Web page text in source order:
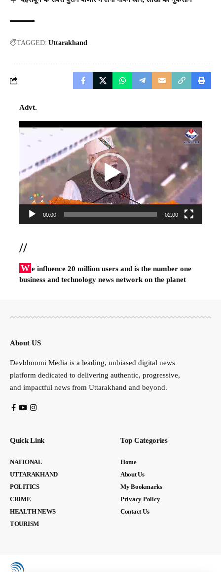
TAGGED: Uttarakhand
Advt.
Video
00:00 02:00
//
W e influence 20 million users and is the number one
business and technology news network on the planet
About US
Devbhoomi Media is a leading, unbiased digital news
platform dedicated to delivering authentic, progressive,
and impactful news from Uttarakhand and beyond.
Quick Link
NATIONAL
UTTARAKHAND
POLITICS
CRIME
HEALTH NEWS
TOURISM
Top Categories
Home
About Us
My Bookmarks
Privacy Policy
Contact Us